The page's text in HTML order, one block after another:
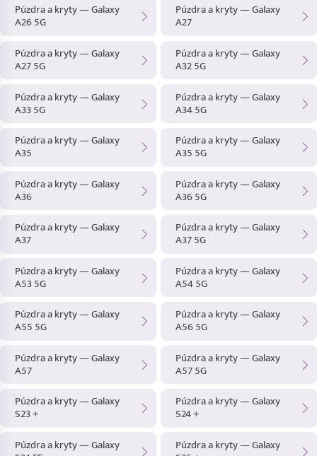
Púzdra a kryty — Galaxy
A26 5G
Púzdra a kryty — Galaxy
A27
Púzdra a kryty — Galaxy
A27 5G
Púzdra a kryty — Galaxy
A32 5G
Púzdra a kryty — Galaxy
A33 5G
Púzdra a kryty — Galaxy
A34 5G
Púzdra a kryty — Galaxy
A35
Púzdra a kryty — Galaxy
A35 5G
Púzdra a kryty — Galaxy
A36
Púzdra a kryty — Galaxy
A36 5G
Púzdra a kryty — Galaxy
A37
Púzdra a kryty — Galaxy
A37 5G
Púzdra a kryty — Galaxy
A53 5G
Púzdra a kryty — Galaxy
A54 5G
Púzdra a kryty — Galaxy
A55 5G
Púzdra a kryty — Galaxy
A56 5G
Púzdra a kryty — Galaxy
A57
Púzdra a kryty — Galaxy
A57 5G
Púzdra a kryty — Galaxy
S23 +
Púzdra a kryty — Galaxy
S24 +
Púzdra a kryty — Galaxy
Púzdra a kryty — Galaxy